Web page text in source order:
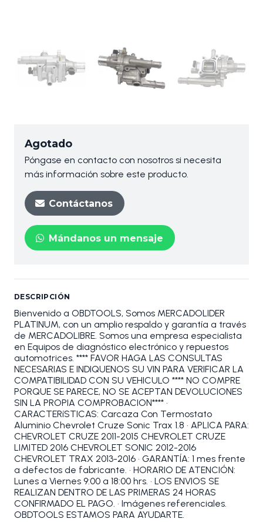
Agotado
Póngase en contacto con nosotros si necesita
más información sobre este producto.
Contáctanos
Mándanos un mensaje
DESCRIPCIÓN
Bienvenido a OBDTOOLS, Somos MERCADOLIDER
PLATINUM, con un amplio respaldo y garantía a través
de MERCADOLIBRE. Somos una empresa especialista
en Equipos de diagnóstico electrónico y repuestos
automotrices. **** FAVOR HAGA LAS CONSULTAS
NECESARIAS E INDIQUENOS SU VIN PARA VERIFICAR LA
COMPATIBILIDAD CON SU VEHICULO **** NO COMPRE
PORQUE SE PARECE, NO SE ACEPTAN DEVOLUCIONES
SIN LA PROPIA COMPROBACION**** •
CARACTERíSTICAS: Carcaza Con Termostato
Aluminio Chevrolet Cruze Sonic Trax 1.8 • APLICA PARA:
CHEVROLET CRUZE 2011-2015 CHEVROLET CRUZE
LIMITED 2016 CHEVROLET SONIC 2012-2016
CHEVROLET TRAX 2013-2016 • GARANTÍA: 1 mes frente
a defectos de fabricante. • HORARIO DE ATENCIÓN:
Lunes a Viernes 9:00 a 18:00 hrs. • LOS ENVIOS SE
REALIZAN DENTRO DE LAS PRIMERAS 24 HORAS
CONFIRMADO EL PAGO. • Imágenes referenciales.
OBDTOOLS ESTAMOS PARA AYUDARTE.